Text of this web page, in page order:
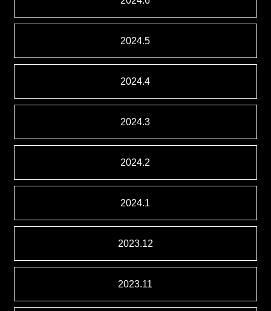
2024.5
2024.4
2024.3
2024.2
2024.1
2023.12
2023.11